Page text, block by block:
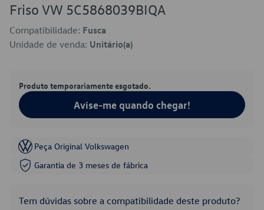
Friso VW 5C5868039BIQA
Compatibilidade: Fusca
Unidade de venda: Unitário(a)
Produto temporariamente esgotado.
Avise-me quando chegar!
Peça Original Volkswagen
Garantia de 3 meses de fábrica
Tem dúvidas sobre a compatibilidade deste produto?